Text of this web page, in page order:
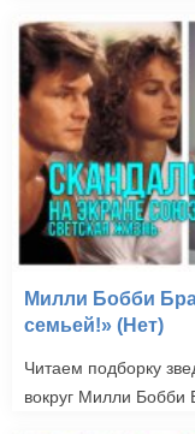
Милли Бобби
семьей!» (Нет)
Читаем подборку
вокруг Милли Бобби